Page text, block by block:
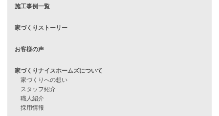
住宅ローンのよくある質問
WOOD BOX
ハピネスシリーズ
Smart2030
Sシリーズ
シンプルな平屋